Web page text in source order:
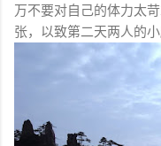
万不要对自己的体力太
张，以致第二天两人的